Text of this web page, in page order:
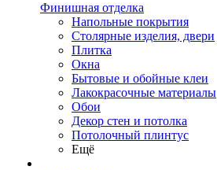
Финишная отделка
Напольные покрытия
Столярные изделия, двери
Плитка
Окна
Бытовые и обойные клеи
Лакокрасочные материалы
Обои
Декор стен и потолка
Потолочный плинтус
Ещё